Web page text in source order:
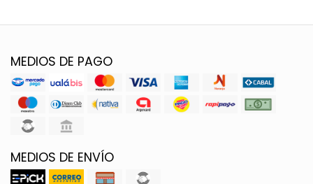
MEDIOS DE PAGO
MEDIOS DE ENVÍO